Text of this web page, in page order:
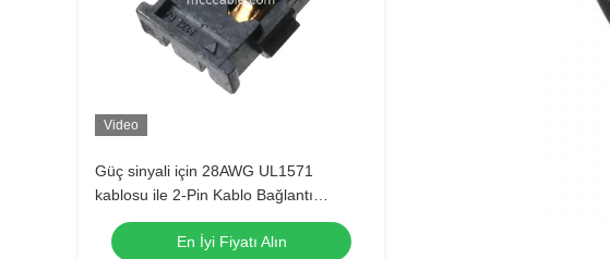
Video
Güç sinyali için 28AWG UL1571
kablosu ile 2-Pin Kablo Bağlantı
Montajı
En İyi Fiyatı Alın